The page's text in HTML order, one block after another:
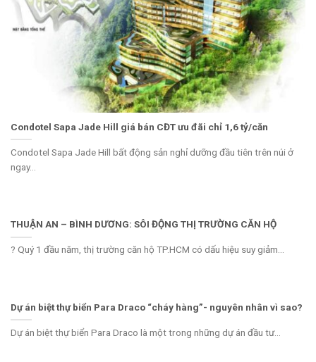
Condotel Sapa Jade Hill giá bán CĐT ưu đãi chỉ 1,6 tỷ/căn
Condotel Sapa Jade Hill bất động sản nghỉ dưỡng đầu tiên trên núi ở
ngay...
THUẬN AN – BÌNH DƯƠNG: SÔI ĐỘNG THỊ TRƯỜNG CĂN HỘ
? Quý 1 đầu năm, thị trường căn hộ TP.HCM có dấu hiệu suy giảm...
Dự án biệt thự biển Para Draco “cháy hàng”- nguyên nhân vì sao?
Dự án biệt thự biển Para Draco là một trong những dự án đầu tư...